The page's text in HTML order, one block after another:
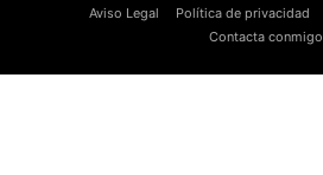
Aviso Legal Política de privacidad
Contacta conmigo